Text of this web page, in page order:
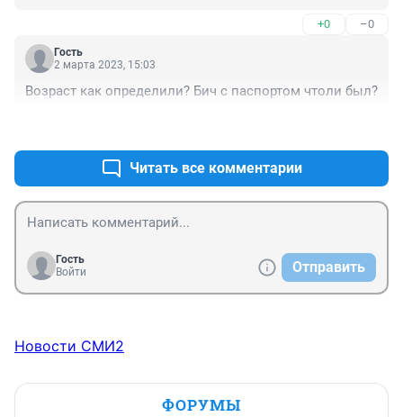
+0 –0
Гость
2 марта 2023, 15:03
Возраст как определили? Бич с паспортом чтоли был?
Читать все комментарии
Гость
Войти
Отправить
Новости СМИ2
ФОРУМЫ